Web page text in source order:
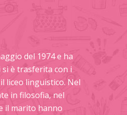
del 1974 e ha
si è trasferita con i
liceo linguistico. Nel
in filosofia, nel
il marito hanno